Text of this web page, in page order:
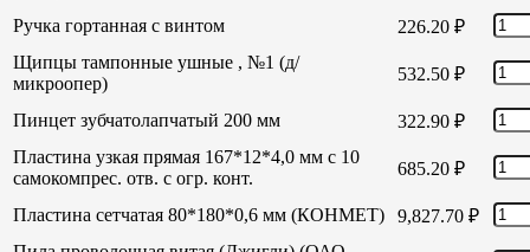
Ручка гортанная с винтом 226.20 ₽
Щипцы тампонные ушные , №1 (д/
микроопер)
532.50 ₽
Пинцет зубчатолапчатый 200 мм 322.90 ₽
Пластина узкая прямая 167*12*4,0 мм с 10
самокомпрес. отв. с огр. конт.
685.20 ₽
Пластина сетчатая 80*180*0,6 мм (КОНМЕТ) 9,827.70 ₽